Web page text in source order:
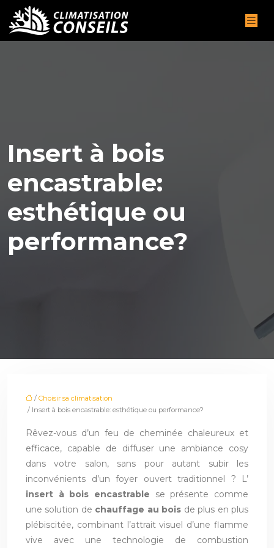
Insert à bois
encastrable:
esthétique ou
performance?
/ Choisir sa climatisation
/ Insert à bois encastrable: esthétique ou performance?
Rêvez-vous d’un feu de cheminée chaleureux et
efficace, capable de diffuser une ambiance cosy
dans votre salon, sans pour autant subir les
inconvénients d’un foyer ouvert traditionnel ? L’
insert à bois encastrable se présente comme
une solution de chauffage au bois de plus en plus
plébiscitée, combinant l’attrait visuel d’une flamme
vive avec une technologie de combustion